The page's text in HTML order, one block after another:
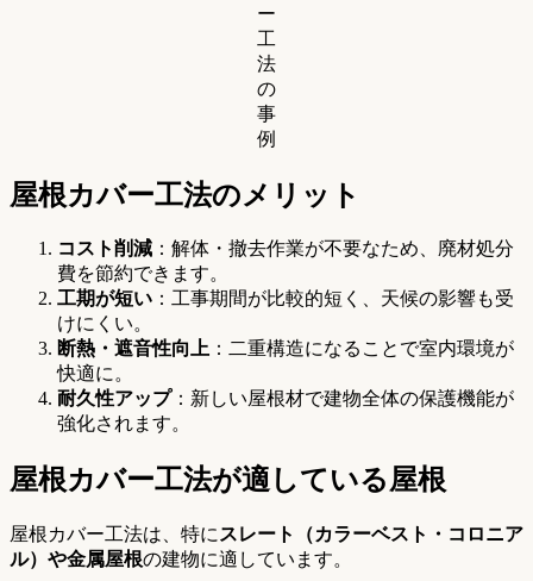
ー
工
法
の
事
例
屋根カバー工法のメリット
コスト削減 ：解体・撤去作業が不要なため、廃材処分
費を節約できます。
工期が短い ：工事期間が比較的短く、天候の影響も受
けにくい。
断熱・遮音性向上 ：二重構造になることで室内環境が
快適に。
耐久性アップ：新しい屋根材で建物全体の保護機能が
強化されます。
屋根カバー工法が適している屋根
屋根カバー工法は、特に スレート（カラーベスト・コロニア
ル）や金属屋根の建物に適しています。